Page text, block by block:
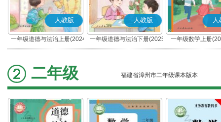
人教版
一年级道德与法治上册(2024
秋版)(部编版)
人教版
一年级道德与法治下册(2025
春版)(部编版)
人
一年级数学上册
二年级 福建省漳州市二年级课本版本